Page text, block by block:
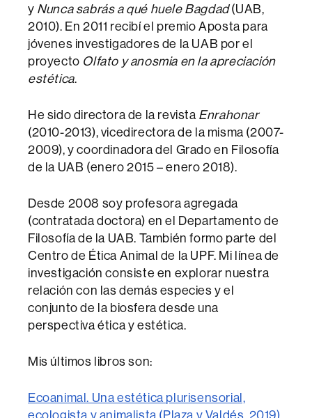
y Nunca sabrás a qué huele Bagdad(UAB,
2010). En 2011 recibí el premio Aposta para
jóvenes investigadores de la UAB por el
proyecto Olfato y anosmia en la apreciación
estética.
He sido directora de la revista Enrahonar
(2010-2013), vicedirectora de la misma (2007-
2009), y coordinadora del Grado en Filosofía
de la UAB (enero 2015 – enero 2018).
Desde 2008 soy profesora agregada
(contratada doctora) en el Departamento de
Filosofía de la UAB. También formo parte del
Centro de Ética Animal de la UPF. Mi línea de
investigación consiste en explorar nuestra
relación con las demás especies y el
conjunto de la biosfera desde una
perspectiva ética y estética.
Mis últimos libros son:
Ecoanimal. Una estética plurisensorial,